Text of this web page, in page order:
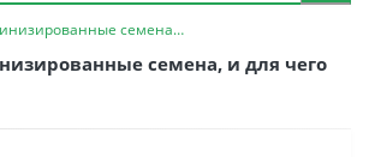
семена, и для чего они нужны
семена, и для чего